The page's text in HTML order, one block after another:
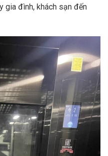
gia đình, khách sạn đến